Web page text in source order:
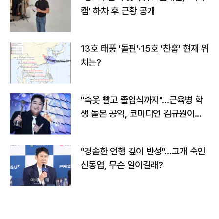
캠' 하차 후 근황 공개
13호 태풍 '돌핀'·15호 '찬홈' 현재 위
치는?
"속옷 빨고 졸업식까지"…근육병 학
생 돌본 공익, 코미디언 김규원이었
"경솔한 언행 깊이 반성"…고개 숙인
신동엽, 무슨 일이길래?